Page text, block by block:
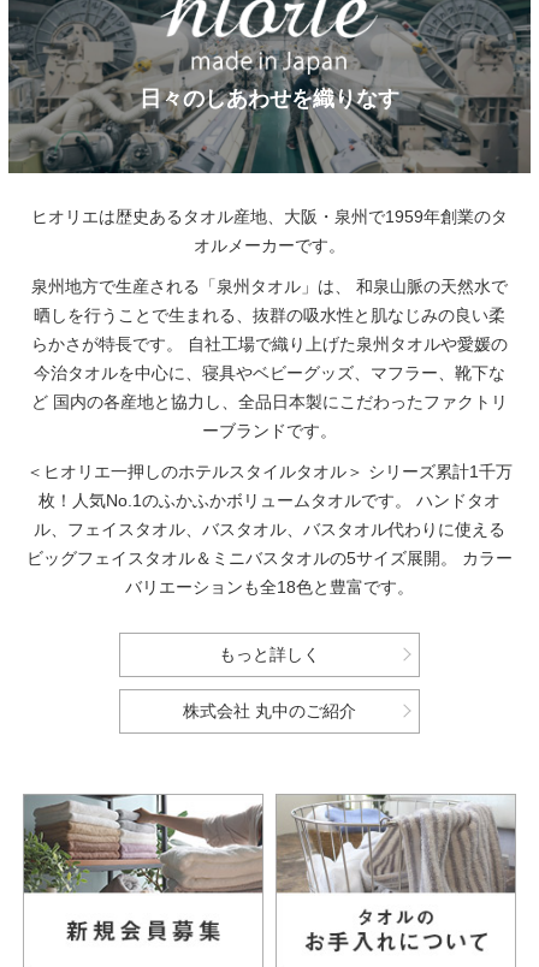
日々のしあわせを織りなす
ヒオリエは歴史あるタオル産地、大阪・泉州で1959年創業のタ
オルメーカーです。
泉州地方で生産される「泉州タオル」は、
和泉山脈の天然水で
晒しを行うことで生まれる、抜群の吸水性と肌なじみの良い柔
らかさが特長です。
自社工場で織り上げた泉州タオルや愛媛の
今治タオルを中心に、寝具やベビーグッズ、マフラー、靴下な
ど 国内の各産地と協力し、全品日本製にこだわったファクトリ
ーブランドです。
＜ヒオリエ一押しのホテルスタイルタオル＞ シリーズ累計1千万
枚！人気No.1のふかふかボリュームタオルです。
ハンドタオ
ル、フェイスタオル、バスタオル、バスタオル代わりに使える
ビッグフェイスタオル＆ミニバスタオルの5サイズ展開。
カラー
バリエーションも全18色と豊富です。
もっと詳しく
株式会社 丸中のご紹介